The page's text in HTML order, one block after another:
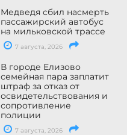
Медведя сбил насмерть
пассажирский автобус
на мильковской трассе
7 августа, 2026
В городе Елизово
семейная пара заплатит
штраф за отказ от
освидетельствования и
сопротивление
полиции
7 августа, 2026